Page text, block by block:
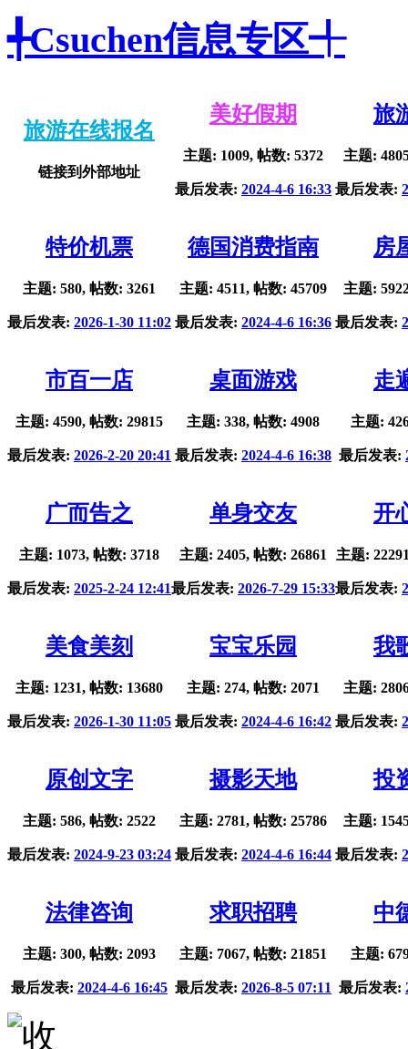
╃Csuchen信息专区╃
旅游在线报名
链接到外部地址
美好假期
主题: 1009, 帖数: 5372
最后发表: 2024-4-6 16:33
旅
主题:
最后发表:
特价机票
主题: 580, 帖数: 3261
最后发表: 2026-1-30 11:02
德国消费指南
主题: 4511, 帖数: 45709
最后发表: 2024-4-6 16:36
房
主题:
最后发表:
市百一店
主题: 4590, 帖数: 29815
最后发表: 2026-2-20 20:41
桌面游戏
主题: 338, 帖数: 4908
最后发表: 2024-4-6 16:38
走
主题:
最后发表:
广而告之
主题: 1073, 帖数: 3718
最后发表: 2025-2-24 12:41
单身交友
主题: 2405, 帖数: 26861
最后发表: 2026-7-29 15:33
开
主题:
最后发表:
美食美刻
主题: 1231, 帖数: 13680
最后发表: 2026-1-30 11:05
宝宝乐园
主题: 274, 帖数: 2071
最后发表: 2024-4-6 16:42
我
主题:
最后发表:
原创文字
主题: 586, 帖数: 2522
最后发表: 2024-9-23 03:24
摄影天地
主题: 2781, 帖数: 25786
最后发表: 2024-4-6 16:44
投
主题:
最后发表:
法律咨询
主题: 300, 帖数: 2093
最后发表: 2024-4-6 16:45
求职招聘
主题: 7067, 帖数: 21851
最后发表: 2026-8-5 07:11
中
主题:
最后发表: